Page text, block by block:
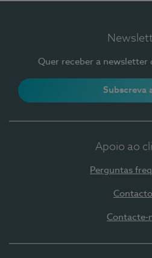
Quer receber a newsletter
Subscreva
Apoio ao
Perguntas
Contacte-